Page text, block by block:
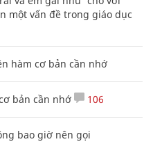
một vấn đề trong giáo dục
hàm cơ bản cần nhớ
bản cần nhớ 106
bao giờ nên gọi